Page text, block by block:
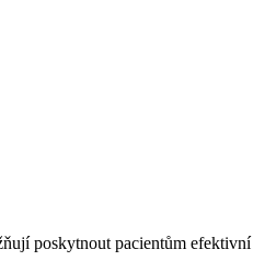
poskytnout pacientům efektivní